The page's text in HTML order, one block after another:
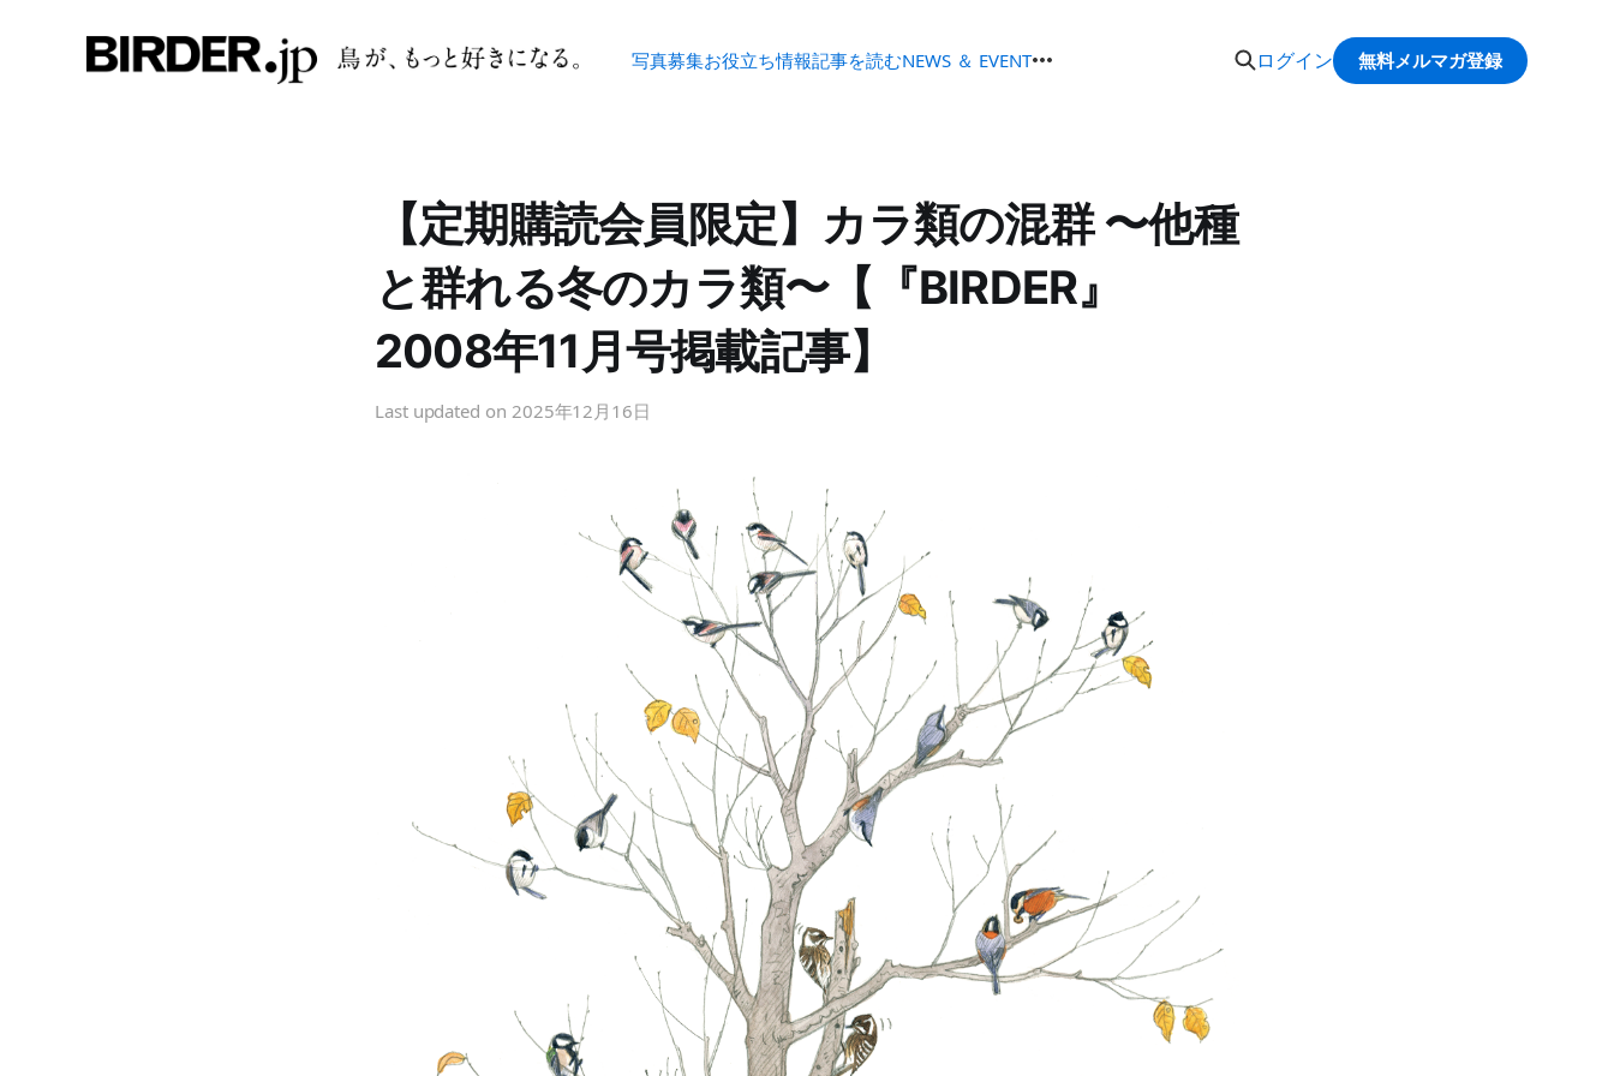
写真募集お役立ち情報記事を読むNEWS ＆ EVENT ログイン 無料メルマガ登録
【定期購読会員限定】カラ類の混群 〜他種
と群れる冬のカラ類〜【『BIRDER』
2008年11月号掲載記事】
Last updated on 2025年12月16日